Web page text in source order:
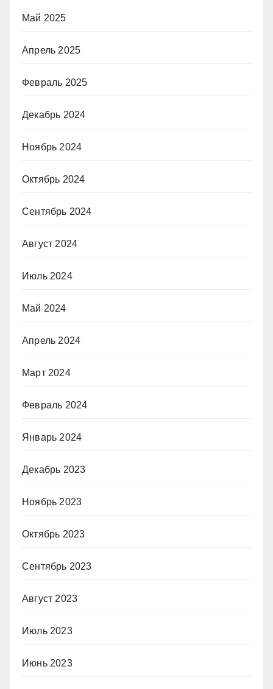
Май 2025
Апрель 2025
Февраль 2025
Декабрь 2024
Ноябрь 2024
Октябрь 2024
Сентябрь 2024
Август 2024
Июль 2024
Май 2024
Апрель 2024
Март 2024
Февраль 2024
Январь 2024
Декабрь 2023
Ноябрь 2023
Октябрь 2023
Сентябрь 2023
Август 2023
Июль 2023
Июнь 2023